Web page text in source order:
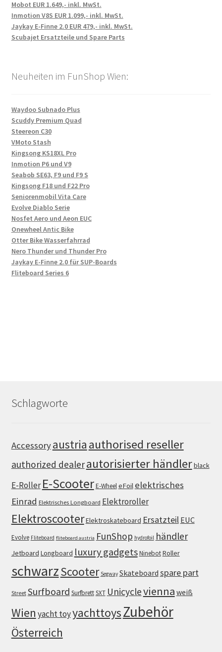
Mobot EUR 1.649,- inkl. MwSt.
Inmotion V8S EUR 1.099,- inkl. MwSt.
Jaykay E-Finne 2.0 EUR 479,- inkl. MwSt.
Scubajet Ersatzteile und Spare Parts
Neuheiten im FunShop Wien:
Waydoo Subnado Plus
Scuddy Premium Quad
Steereon C30
VMoto Stash
Kingsong KS18XL Pro
Inmotion P6 und V9
Seabob SE63, F9 und F9 S
Kingsong F18 und F22 Pro
Seniorenmobil Vita Care
Evolve Diablo Serie
Nosfet Aero und Aeon EUC
Onewheel Antic Bike
Otter Bike Wasserfahrrad
Nero Thunder und Thunder Pro
Jaykay E-Finne 2.0 für SUP-Boards
Fliteboard Series 6
Schlagworte
Accessoryaustria authorised reseller
authorized dealerautorisierter händlerblack
E-Roller E-ScooterE-WheeleFoil elektrisches
Einrad Elektrisches Longboard Elektroroller
ElektroscooterElektroskateboard Ersatzteil EUC
Evolve Fliteboard fliteboard austria FunShop hydrofoil händler
Jetboard Longboard luxury gadgetsNinebotRoller
schwarzScooter Segway Skateboard spare part
Street Surfboard SurfbrettSXT Unicyclevienna weiß
Wien yacht toyyachttoysZubehör
Österreich